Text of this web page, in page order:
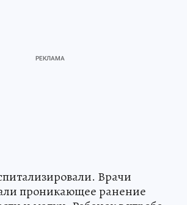
Врачи
проникающее ранение